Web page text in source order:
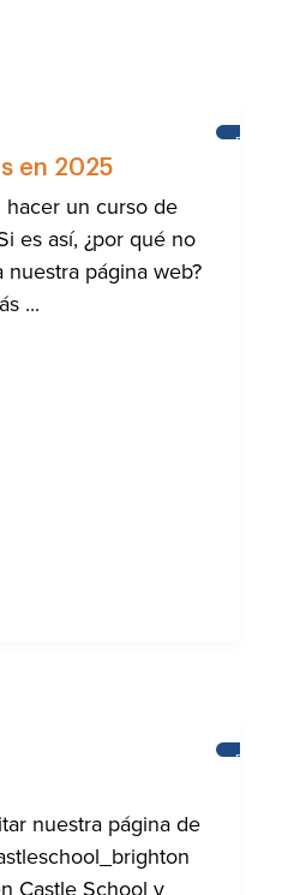
ESCUELA
en 2025
hacer un curso de
es así, ¿por qué no
página web?
...
nuestra página de